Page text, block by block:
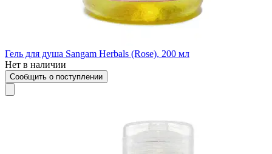
Гель для душа Sangam Herbals (Rose), 200 мл
Нет в наличии
Сообщить о поступлении